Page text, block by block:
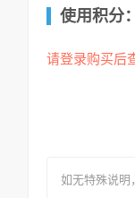
使用积分：
请登录购买后
如无特殊说明